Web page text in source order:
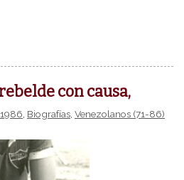
con causa,
, Biografías,Venezolanos (71-86)